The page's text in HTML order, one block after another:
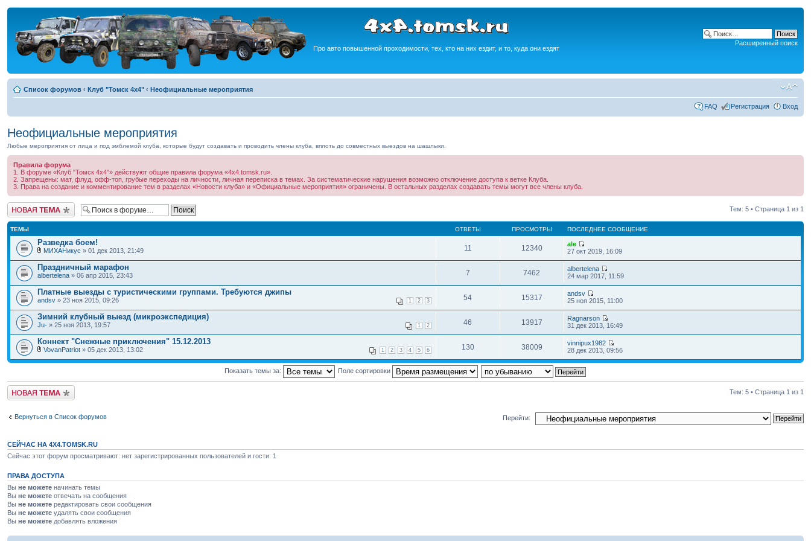
Про авто повышенной проходимости, тех, кто на них ездит, и то, куда они ездят
Расширенный поиск
Список форумов ‹ Клуб "Томск 4x4" ‹ Неофициальные мероприятия
FAQ Регистрация Вход
Неофициальные мероприятия
Любые мероприятия от лица и под эмблемой клуба, которые будут создавать и проводить члены клуба, вплоть до совместных выездов на шашлыки.
Правила форума
1. В форуме «Клуб "Томск 4x4"» действуют общие правила форума «4х4.tomsk.ru».
2. Запрещены: мат, флуд, офф-топ, грубые переходы на личности, личная переписка в темах. За систематические нарушения возможно отключение доступа к ветке Клуба.
3. Права на создание и комментирование тем в разделах «Новости клуба» и «Официальные мероприятия» ограничены. В остальных разделах создавать темы могут все члены клуба.
Новая тема Тем: 5 • Страница 1 из 1
ТЕМЫ ОТВЕТЫ ПРОСМОТРЫ ПОСЛЕДНЕЕ СООБЩЕНИЕ
Разведка боем!
МИХАНикус » 01 дек 2013, 21:49 11 12340
ale
27 окт 2019, 16:09
Праздничный марафон
albertelena » 06 апр 2015, 23:43 7 7462
albertelena
24 мар 2017, 11:59
Платные выезды с туристическими группами. Требуются джипы
1 2 3
andsv » 23 ноя 2015, 09:26 54 15317
andsv
25 ноя 2015, 11:00
Зимний клубный выезд (микроэкспедиция)
1 2
Ju- » 25 ноя 2013, 19:57 46 13917
Ragnarson
31 дек 2013, 16:49
Коннект "Снежные приключения" 15.12.2013
1 2 3 4 5 6
VovanPatriot » 05 дек 2013, 13:02 130 38009
vinnipux1982
28 дек 2013, 09:56
Показать темы за: Поле сортировки
Новая тема Тем: 5 • Страница 1 из 1
Вернуться в Список форумов Перейти:
СЕЙЧАС НА 4X4.TOMSK.RU
Сейчас этот форум просматривают: нет зарегистрированных пользователей и гости: 1
ПРАВА ДОСТУПА
Вы не можете начинать темы
Вы не можете отвечать на сообщения
Вы не можете редактировать свои сообщения
Вы не можете удалять свои сообщения
Вы не можете добавлять вложения